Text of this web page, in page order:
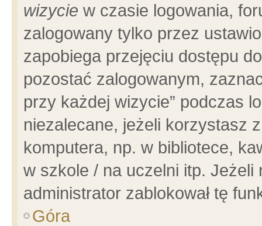
wizycie w czasie logowania,
zalogowany tylko przez
zapobiega przejęciu dostępu
pozostać zalogowanym,
przy każdej wizycie” podczas
niezalecane, jeżeli korzystasz
komputera, np. w bibliotece,
w szkole / na uczelni itp.
administrator zablokował tę
Góra